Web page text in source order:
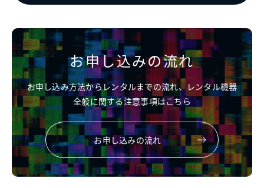
お申し込みの流れ
お申し込み方法からレンタルまでの流れ、レンタル機器
全般に関する注意事項はこちら
お申し込みの流れ